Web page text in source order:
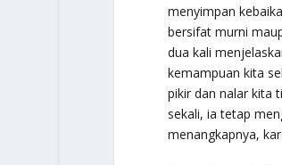
menyimpan
bersifat murni
dua kali
kemampuan kita
pikir dan nalar kita
sekali, ia tetap
menangkapnya,